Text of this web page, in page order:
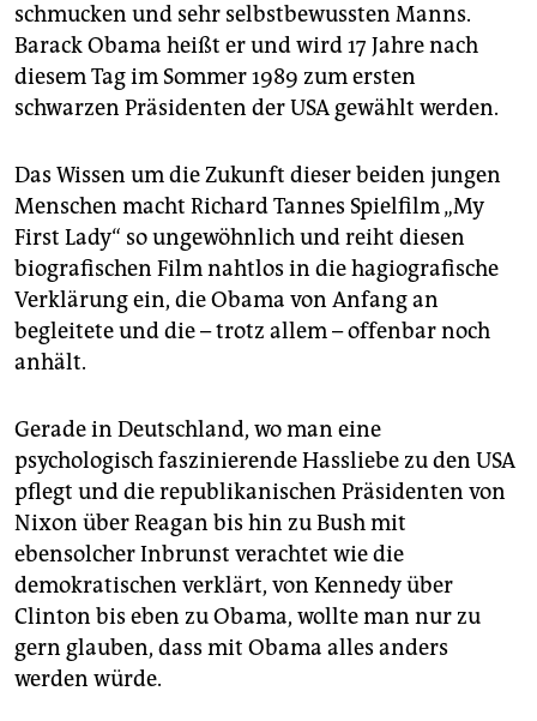
genossenschaft
epaper login
schmucken und sehr selbstbewussten Manns.
Barack Obama heißt er und wird 17 Jahre nach
diesem Tag im Sommer 1989 zum ersten
schwarzen Präsidenten der USA gewählt werden.
Das Wissen um die Zukunft dieser beiden jungen
Menschen macht Richard Tannes Spielfilm „My
First Lady“ so ungewöhnlich und reiht diesen
biografischen Film nahtlos in die hagiografische
Verklärung ein, die Obama von Anfang an
begleitete und die – trotz allem – offenbar noch
anhält.
Gerade in Deutschland, wo man eine
psychologisch faszinierende Hassliebe zu den USA
pflegt und die republikanischen Präsidenten von
Nixon über Reagan bis hin zu Bush mit
ebensolcher Inbrunst verachtet wie die
demokratischen verklärt, von Kennedy über
Clinton bis eben zu Obama, wollte man nur zu
gern glauben, dass mit Obama alles anders
werden würde.